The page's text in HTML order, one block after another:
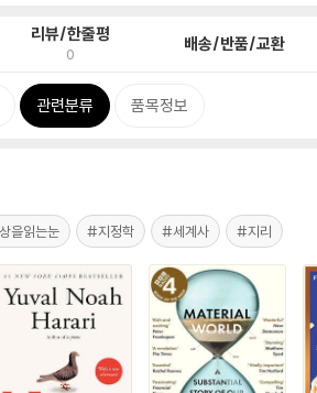
리뷰/한줄평
0 배송/반품/교환
관련분류 품목정보
을읽는눈 #지정학 #세계사 #지리